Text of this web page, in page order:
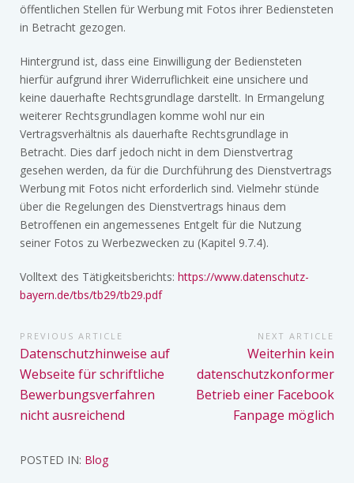
öffentlichen Stellen für Werbung mit Fotos ihrer Bediensteten
in Betracht gezogen.
Hintergrund ist, dass eine Einwilligung der Bediensteten
hierfür aufgrund ihrer Widerruflichkeit eine unsichere und
keine dauerhafte Rechtsgrundlage darstellt. In Ermangelung
weiterer Rechtsgrundlagen komme wohl nur ein
Vertragsverhältnis als dauerhafte Rechtsgrundlage in
Betracht. Dies darf jedoch nicht in dem Dienstvertrag
gesehen werden, da für die Durchführung des Dienstvertrags
Werbung mit Fotos nicht erforderlich sind. Vielmehr stünde
über die Regelungen des Dienstvertrags hinaus dem
Betroffenen ein angemessenes Entgelt für die Nutzung
seiner Fotos zu Werbezwecken zu (Kapitel 9.7.4).
Volltext des Tätigkeitsberichts: https://www.datenschutz-
bayern.de/tbs/tb29/tb29.pdf
Beitragsnavigation
PREVIOUS ARTICLE
Previous
Article:
Datenschutzhinweise auf
Webseite für schriftliche
Bewerbungsverfahren
nicht ausreichend
NEXT ARTICLE
Next
Article:
Weiterhin kein
datenschutzkonformer
Betrieb einer Facebook
Fanpage möglich
POSTED IN: Blog